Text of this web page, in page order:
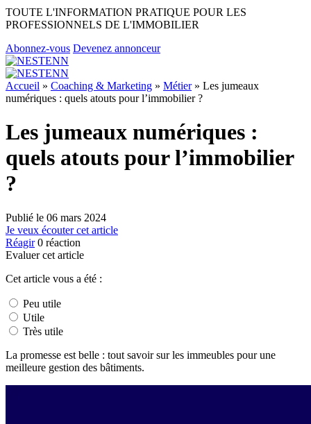
TOUTE L'INFORMATION PRATIQUE POUR LES
PROFESSIONNELS DE L'IMMOBILIER
Abonnez-vous Devenez annonceur
Accueil » Coaching & Marketing » Métier» Les jumeaux
numériques : quels atouts pour l’immobilier ?
Les jumeaux numériques :
quels atouts pour l’immobilier
?
Publié le 06 mars 2024
Je veux écouter cet article
Réagir 0 réaction
Evaluer cet article
Cet article vous a été :
Peu utile
Utile
Très utile
La promesse est belle : tout savoir sur les immeubles pour une
meilleure gestion des bâtiments.